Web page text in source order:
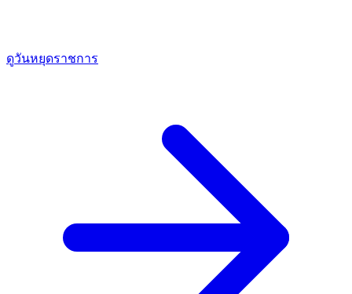
ดูวันหยุดราชการ